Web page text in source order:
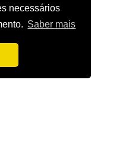
necessários
Saber mais